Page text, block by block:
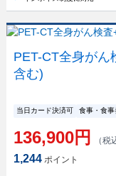
PET-CT全身がん
含む)
当日カード決済可 食事・食事
136,900円 （税
1,244ポイント